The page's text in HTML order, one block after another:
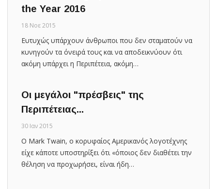
the Year 2016
18 Νοε 2015
Ευτυχώς υπάρχουν άνθρωποι που δεν σταματούν να
κυνηγούν τα όνειρά τους και να αποδεικνύουν ότι
ακόμη υπάρχει η Περιπέτεια, ακόμη…
Οι μεγάλοι "πρέσβεις" της
Περιπέτειας...
30 Ιαν 2015
Ο Mark Twain, ο κορυφαίος Αμερικανός λογοτέχνης
είχε κάποτε υποστηρίξει ότι «όποιος δεν διαθέτει την
θέληση να προχωρήσει, είναι ήδη…